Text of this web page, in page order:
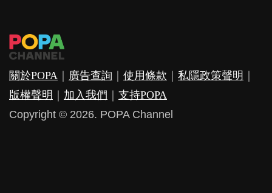
關於POPA 廣告查詢 使用條款 私隱政策聲明
版權聲明
加入我們
支持POPA
Copyright © 2026. POPA Channel